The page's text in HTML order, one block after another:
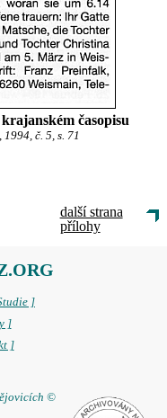
časopisu
č. 5, s. 71
další strana
přílohy
]
]
]
©